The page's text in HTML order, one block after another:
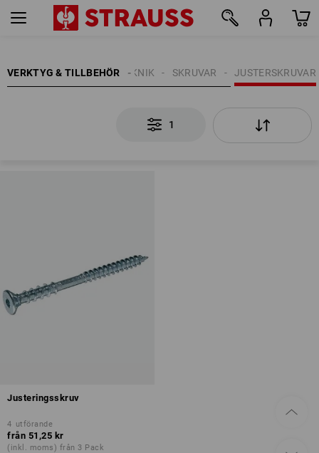
VERKTYG & TILLBEHÖR JUSTERSKRUVAR
SKRUVAR
FASTSÄTTNINGTEKNIK
1
1
Justeringsskruv
4 utförande
från 51,25 kr
(inkl. moms) från 3 Pack